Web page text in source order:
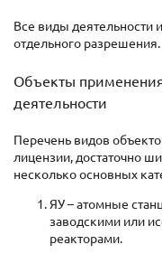
Все виды деятельности
отдельного разрешения.
Объекты
деятельности
Перечень видов
лицензии, достаточно
несколько основных
ЯУ – атомные
заводскими или
реакторами.